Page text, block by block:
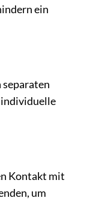
ein
separaten
individuelle
Kontakt mit
um